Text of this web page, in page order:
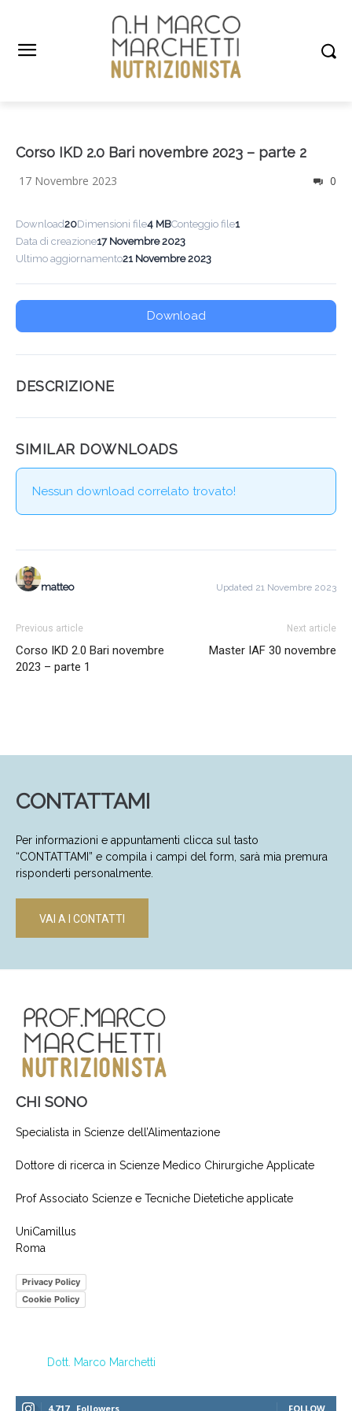
Corso IKD 2.0 Bari novembre 2023 – parte 2
17 Novembre 2023 0
Download20Dimensioni file4 MBConteggio file1
Data di creazione17 Novembre 2023
Ultimo aggiornamento21 Novembre 2023
Download
DESCRIZIONE
SIMILAR DOWNLOADS
Nessun download correlato trovato!
matteo Updated 21 Novembre 2023
Previous article
Corso IKD 2.0 Bari novembre
2023 – parte 1
Next article
Master IAF 30 novembre
CONTATTAMI
Per informazioni e appuntamenti clicca sul tasto
“CONTATTAMI” e compila i campi del form, sarà mia premura
risponderti personalmente.
VAI A I CONTATTI
CHI SONO
Specialista in Scienze dell’Alimentazione
Dottore di ricerca in Scienze Medico Chirurgiche Applicate
Prof Associato Scienze e Tecniche Dietetiche applicate
UniCamillus
Roma
Privacy Policy
Cookie Policy
Dott. Marco Marchetti
4,717 Followers FOLLOW